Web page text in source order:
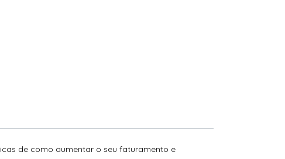
de como aumentar o seu faturamento e